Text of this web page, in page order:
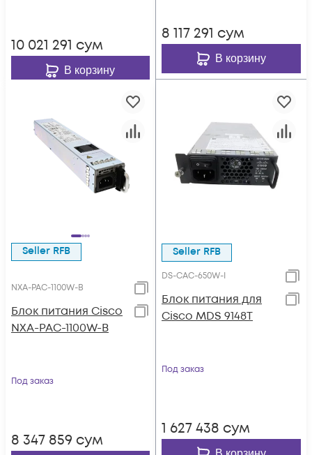
10 021 291 сум
В корзину
8 117 291 сум
В корзину
Seller RFB
NXA-PAC-1100W-B
Блок питания Cisco
NXA-PAC-1100W-B
Под заказ
8 347 859 сум
Seller RFB
DS-CAC-650W-I
Блок питания для
Cisco MDS 9148T
Под заказ
1 627 438 сум